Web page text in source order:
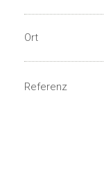
Ort
Referenz